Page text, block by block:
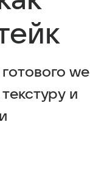
well
и